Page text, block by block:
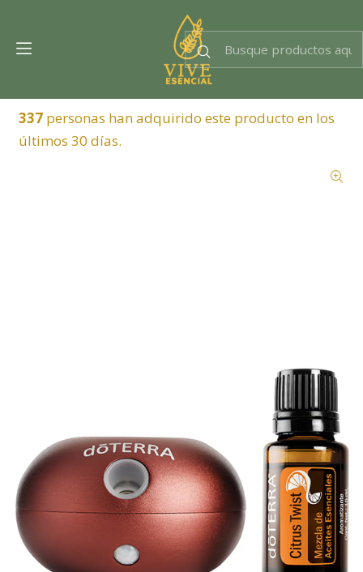
337personas han adquirido este producto en los
últimos 30 días.
Dra. EsencIAl
Experta en bienestar